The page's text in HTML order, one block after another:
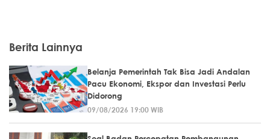
Berita Lainnya
Belanja Pemerintah Tak Bisa Jadi Andalan
Pacu Ekonomi, Ekspor dan Investasi Perlu
Didorong
09/08/2026 19:00 WIB